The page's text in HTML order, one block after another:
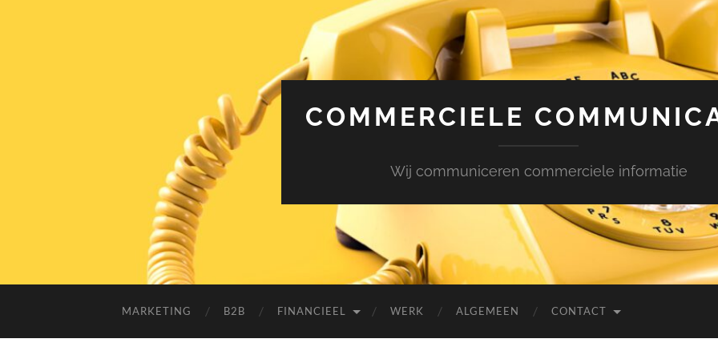
COMMERCIELE
Wij communiceren commerciele informatie
MARKETING B2B FINANCIEEL WERK ALGEMEEN CONTACT